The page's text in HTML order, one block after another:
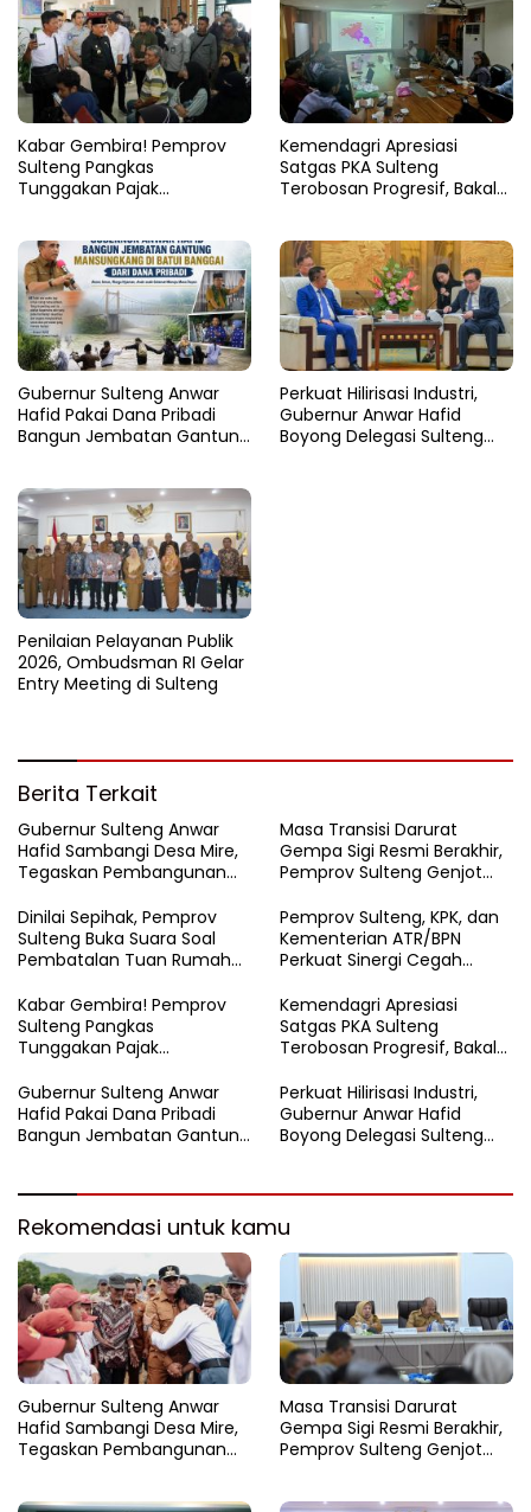
Kabar Gembira! Pemprov
Sulteng Pangkas
Tunggakan Pajak
Kemendagri Apresiasi
Satgas PKA Sulteng
Terobosan Progresif, Bakal
Gubernur Sulteng Anwar
Hafid Pakai Dana Pribadi
Bangun Jembatan Gantung
Perkuat Hilirisasi Industri,
Gubernur Anwar Hafid
Boyong Delegasi Sulteng
Penilaian Pelayanan Publik
2026, Ombudsman RI Gelar
Entry Meeting di Sulteng
Berita Terkait
Gubernur Sulteng Anwar
Hafid Sambangi Desa Mire,
Tegaskan Pembangunan
Touna
Masa Transisi Darurat
Gempa Sigi Resmi Berakhir,
Pemprov Sulteng Genjot
Dinilai Sepihak, Pemprov
Sulteng Buka Suara Soal
Pembatalan Tuan Rumah
Pemprov Sulteng, KPK, dan
Kementerian ATR/BPN
Perkuat Sinergi Cegah
Kabar Gembira! Pemprov
Sulteng Pangkas
Tunggakan Pajak
Persen
Kemendagri Apresiasi
Satgas PKA Sulteng
Terobosan Progresif, Bakal
Nasional
Gubernur Sulteng Anwar
Hafid Pakai Dana Pribadi
Bangun Jembatan Gantung
Perkuat Hilirisasi Industri,
Gubernur Anwar Hafid
Boyong Delegasi Sulteng
Rekomendasi untuk kamu
Gubernur Sulteng Anwar
Hafid Sambangi Desa Mire,
Tegaskan Pembangunan
Masa Transisi Darurat
Gempa Sigi Resmi Berakhir,
Pemprov Sulteng Genjot